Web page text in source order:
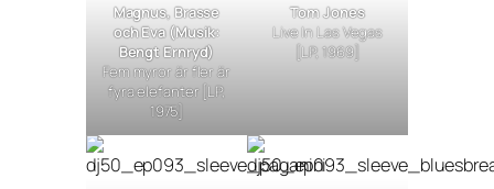
Magnus, Brasse
och Eva (Musik:
Bengt Ernryd)
Fem myror är fler är
fyra elefanter [LP,
1975]
Tom Jones
Live In Las Vegas
[LP, 1969]